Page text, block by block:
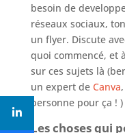
besoin de
réseaux sociaux,
un flyer. Discute
quoi commencé, et
sur ces sujets là
un expert de Canva
personne pour ça ! )
Les choses qui